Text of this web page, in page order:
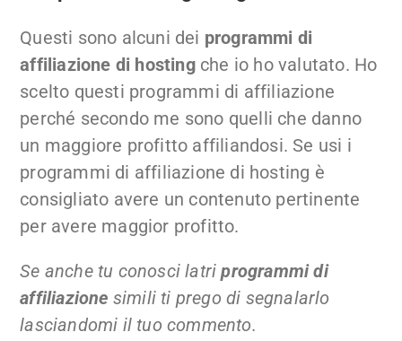
Questi sono alcuni dei programmi di
affiliazione di hostingche io ho valutato. Ho
scelto questi programmi di affiliazione
perché secondo me sono quelli che danno
un maggiore profitto affiliandosi. Se usi i
programmi di affiliazione di hosting è
consigliato avere un contenuto pertinente
per avere maggior profitto.
Se anche tu conosci latriprogrammi di
affiliazione simili ti prego di segnalarlo
lasciandomi il tuo commento.